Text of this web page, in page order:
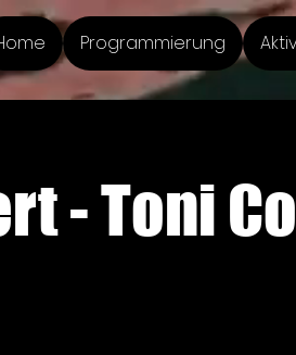
Programmierung
- Toni